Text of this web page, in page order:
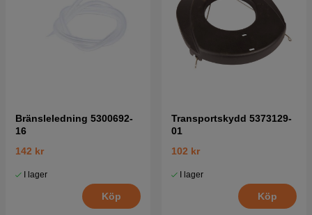
Bränsleledning 5300692-
16
142 kr
I lager
Köp
Transportskydd 5373129-
01
102 kr
I lager
Köp